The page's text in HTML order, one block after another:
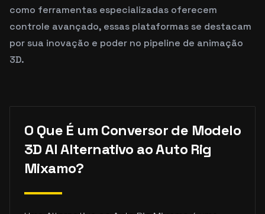
como ferramentas especializadas oferecem
controle avançado, essas plataformas se destacam
por sua inovação e poder no pipeline de animação
3D.
O Que É um Conversor de Modelo
3D AI Alternativo ao Auto Rig
Mixamo?